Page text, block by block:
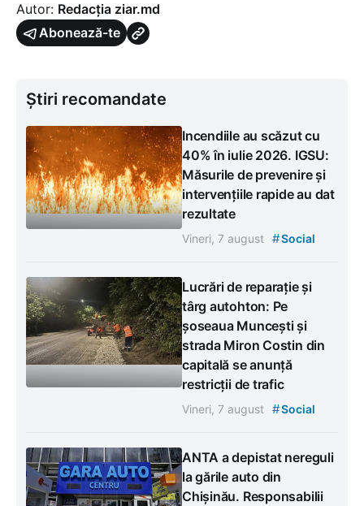
Autor: Redacția ziar.md
Abonează-te
Știri recomandate
Incendiile au scăzut cu
40% în iulie 2026. IGSU:
Măsurile de prevenire și
intervențiile rapide au dat
rezultate
Vineri, 7 august #Social
Lucrări de reparație și
târg autohton: Pe
șoseaua Muncești și
strada Miron Costin din
capitală se anunță
restricții de trafic
Vineri, 7 august #Social
ANTA a depistat nereguli
la gările auto din
Chișinău. Responsabilii